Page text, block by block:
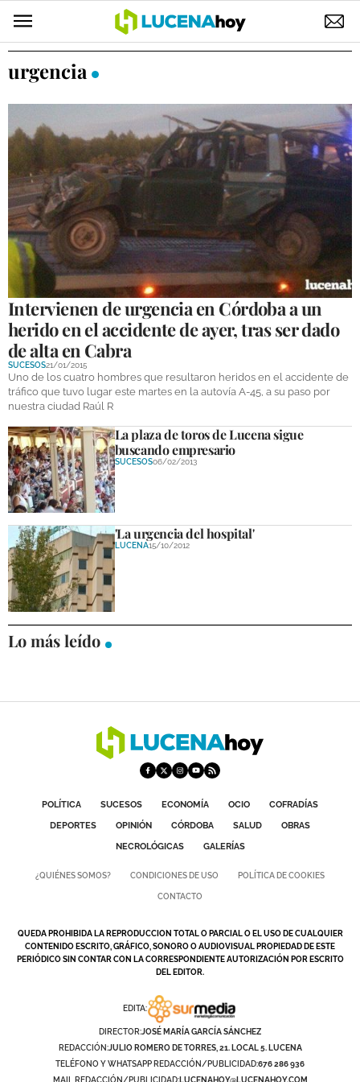
ELECCIONES
SUCESOS
ECONOMÍA
DESARROLLO LOCAL
LUCENA EMPRESAS
OCIO
COFRADÍAS
DEPORTES
COMPETICIONES
DEPORTE BASE
OPINIÓN
VENTANA CIUDADANA
CÓRDOBA
PROVINCIA
SUBBÉTICA HOY
SALUD
urgencia
Intervienen de urgencia en Córdoba a un
herido en el accidente de ayer, tras ser dado
de alta en Cabra
SUCESOS21/01/2015
Uno de los cuatro hombres que resultaron heridos en el accidente de
tráfico que tuvo lugar este martes en la autovía A-45, a su paso por
nuestra ciudad Raúl R
La plaza de toros de Lucena sigue
buscando empresario
SUCESOS06/02/2013
'La urgencia del hospital'
LUCENA15/10/2012
Lo más leído
POLÍTICA SUCESOS ECONOMÍA OCIO
COFRADÍAS
DEPORTES
OPINIÓN CÓRDOBA SALUD
OBRAS
NECROLÓGICAS
GALERÍAS
¿QUIÉNES SOMOS? CONDICIONES DE USO POLÍTICA DE COOKIES
CONTACTO
QUEDA PROHIBIDA LA REPRODUCCION TOTAL O PARCIAL O EL USO DE CUALQUIER
CONTENIDO ESCRITO, GRÁFICO, SONORO O AUDIOVISUAL PROPIEDAD DE ESTE
PERIÓDICO SIN CONTAR CON LA CORRESPONDIENTE AUTORIZACIÓN POR ESCRITO
DEL EDITOR.
EDITA:
DIRECTOR:JOSÉ MARÍA GARCÍA SÁNCHEZ
REDACCIÓN:JULIO ROMERO DE TORRES, 21. LOCAL 5. LUCENA
TELÉFONO Y WHATSAPP REDACCIÓN/PUBLICIDAD:676 286 936
MAIL REDACCIÓN/PUBLICIDAD:LUCENAHOY@LUCENAHOY.COM